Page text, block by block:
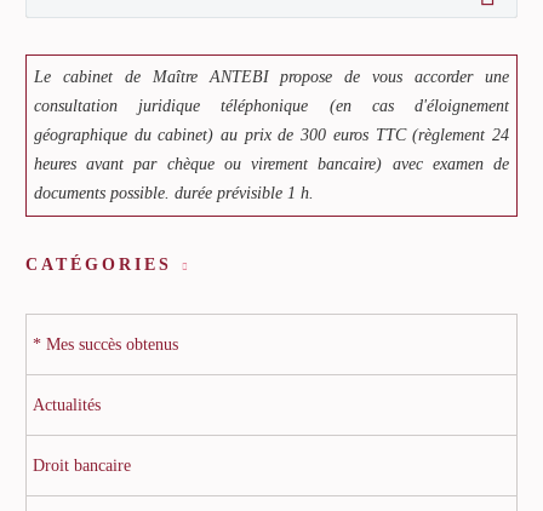
Le cabinet de Maître ANTEBI propose de vous accorder une
consultation juridique téléphonique (en cas d'éloignement
géographique du cabinet) au prix de 300 euros TTC (règlement 24
heures avant par chèque ou virement bancaire) avec examen de
documents possible. durée prévisible 1 h.
CATÉGORIES
* Mes succès obtenus
Actualités
Droit bancaire